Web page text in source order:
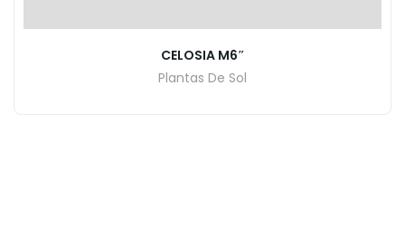
CELOSIA M6″
Plantas De Sol